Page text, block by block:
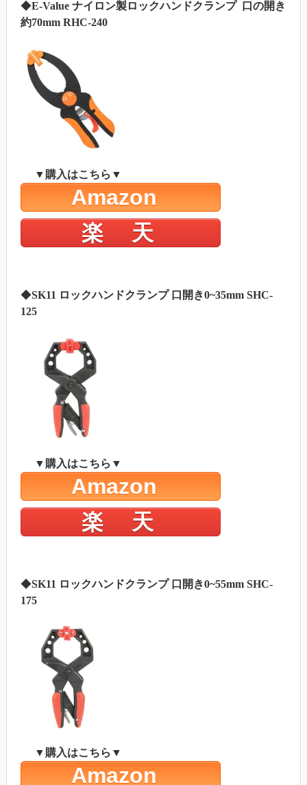
◆E-Value ナイロン製ロックハンドクランプ 口の開き
約70mm RHC-240
▼購入はこちら▼
Amazon
楽 天
◆SK11 ロックハンドクランプ 口開き0~35mm SHC-
125
▼購入はこちら▼
Amazon
楽 天
◆SK11 ロックハンドクランプ 口開き0~55mm SHC-
175
▼購入はこちら▼
Amazon